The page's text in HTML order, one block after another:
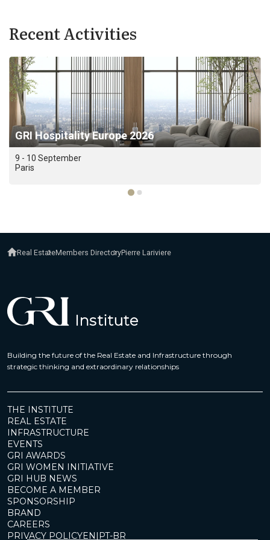
Recent Activities
GRI Hospitality Europe 2026
9 - 10 September
Paris
Real EstateMembers DirectoryPierre Lariviere
Building the future of the Real Estate and Infrastructure through
strategic thinking and extraordinary relationships
THE INSTITUTE
REAL ESTATE
INFRASTRUCTURE
EVENTS
GRI AWARDS
GRI WOMEN INITIATIVE
GRI HUB NEWS
BECOME A MEMBER
SPONSORSHIP
BRAND
CAREERS
PRIVACY POLICYEN|PT-BR